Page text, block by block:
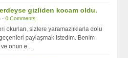
gizliden kocam oldu.
-0 Comments
okurları, sizlere yaramazlıklarla dolu
paylaşmak istedim. Benim
ve onun e...